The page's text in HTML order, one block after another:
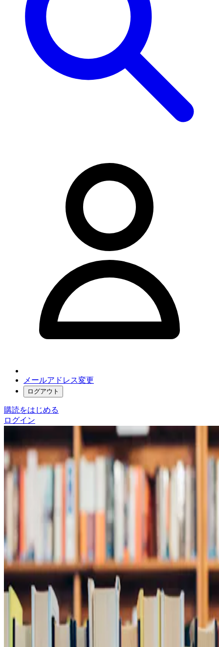
メールアドレス変更
ログアウト
購読をはじめる
ログイン